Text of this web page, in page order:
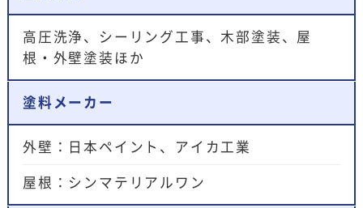
高圧洗浄、シーリング工事、木部塗装、屋
根・外壁塗装ほか
塗料メーカー
外壁：日本ペイント、アイカ工業
屋根：シンマテリアルワン